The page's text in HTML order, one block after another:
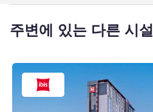
주변에 있는 다른 시설